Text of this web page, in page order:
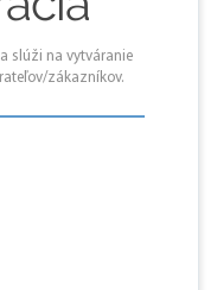
slúži na vytváranie
zákazníkov.